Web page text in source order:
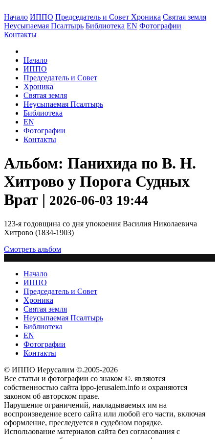
Начало ИППО Председатель и Совет Хроника Святая земля
Неусыпаемая Псалтырь Библиотека EN Фотографии
Контакты
Начало
ИППО
Председатель и Совет
Хроника
Святая земля
Неусыпаемая Псалтырь
Библиотека
EN
Фотографии
Контакты
Альбом: Панихида по В. Н.
Хитрово у Порога Судных
Врат | 2026-06-03 19:44
123-я годовщина со дня упокоения Василия Николаевича
Хитрово (1834-1903)
Смотреть альбом
Начало
ИППО
Председатель и Совет
Хроника
Святая земля
Неусыпаемая Псалтырь
Библиотека
EN
Фотографии
Контакты
© ИППО Иерусалим ©.2005-2026
Все статьи и фотографии со знаком ©. являются
собственностью сайта ippo-jerusalem.info и охраняются
законом об авторском праве.
Нарушение ограничений, накладываемых им на
воспроизведение всего сайта или любой его части, включая
оформление, преследуется в судебном порядке.
Использование материалов сайта без согласования с